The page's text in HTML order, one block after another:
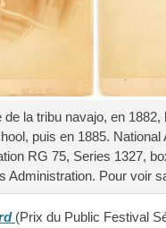
de la tribu navajo, en
puis en 1885.
RG 75, Series 1327,
Administration. Pour voir
(Prix du Public Festival